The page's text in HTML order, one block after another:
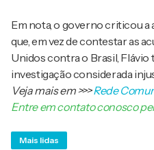
Em nota, o governo criticou a
que, em vez de contestar as
Unidos contra o Brasil, Flávio
investigação considerada
Veja mais em>>>Rede
Entre em contato conosco
Mais lidas